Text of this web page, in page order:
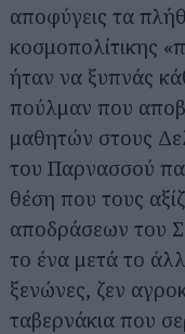
αποφύγεις τα
κοσμοπολίτικης
ήταν να ξυπνάς
πούλμαν που
μαθητών στους
του Παρνασσού
θέση που τους
αποδράσεων του
το ένα μετά το
ξενώνες, ζεν
ταβερνάκια που